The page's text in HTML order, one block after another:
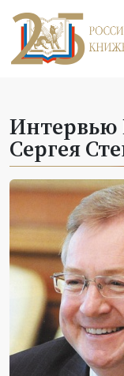
Интервью
Сергея